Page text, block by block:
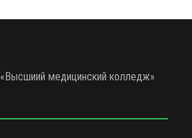
медицинский колледж»